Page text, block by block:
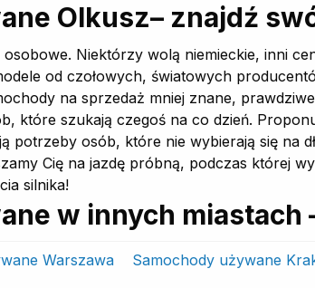
Olkusz– znajdź
Niektórzy wolą niemieckie, inni
od czołowych, światowych
na sprzedaż mniej znane,
które szukają czegoś na co dzień.
potrzeby osób, które nie wybierają się na
Cię na jazdę próbną, podczas której
silnika!
w innych miastach
Warszawa Samochody używane